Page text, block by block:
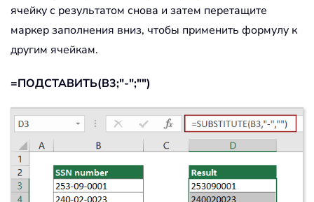
ячейку с результатом снова и затем перетащите
маркер заполнения вниз, чтобы применить формулу к
другим ячейкам.
=ПОДСТАВИТЬ(B3;"-";"")